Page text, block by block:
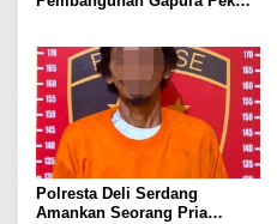
Kali Mangkir dari Panggilan
Polisi
Polresta Deli Serdang
Amankan Seorang Pria